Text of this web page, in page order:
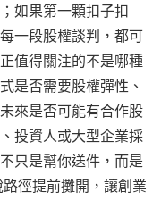
如果第一顆扣子扣
一段股權談判，都可
值得關注的不是哪種
是否需要股權彈性、
來是否可能有合作股
投資人或大型企業採
只是幫你送件，而是
徑提前攤開，讓創業